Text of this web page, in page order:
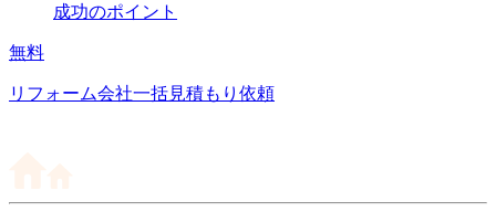
成功のポイント
無料
リフォーム会社一括見積もり依頼